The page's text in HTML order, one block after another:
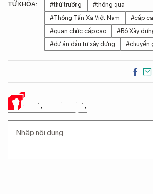
TỪ KHÓA: #thứ trưởng
#thông qua
#Thông Tấn Xã Việt Nam
#cấp
#quan chức cấp cao
#Bộ Xây
#dự án đầu tư xây dựng
#chuyển
Ý KIẾN CỦA BẠN